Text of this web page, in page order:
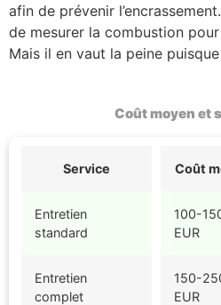
afin de prévenir
de mesurer la combustion
Mais il en vaut la peine
Coût moyen et
Service Coût
Entretien
standard
100-
EUR
Entretien
complet
150-
EUR